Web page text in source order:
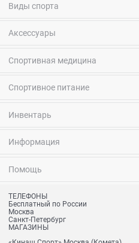
Виды спорта
Аксессуары
Спортивная медицина
Спортивное питание
Инвентарь
Информация
Помощь
ТЕЛЕФОНЫ
Бесплатный по России
Москва
Санкт-Петербург
МАГАЗИНЫ